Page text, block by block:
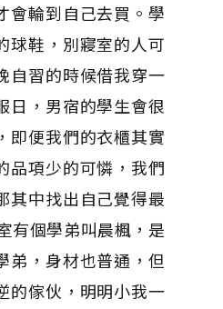
會輪到自己去買。學
球鞋，別寢室的人可
自習的時候借我穿一
日，男宿的學生會很
即便我們的衣櫃其實
品項少的可憐，我們
其中找出自己覺得最
有個學弟叫晨楓，是
弟，身材也普通，但
的傢伙，明明小我一